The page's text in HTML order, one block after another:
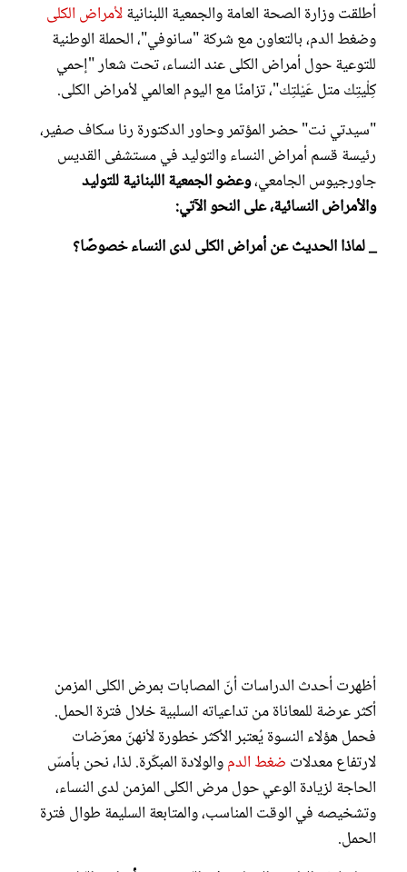
أطلقت وزارة الصحة العامة والجمعية اللبنانيةلأمراض الكلى
وضغط الدم، بالتعاون مع شركة "سانوفي"، الحملة الوطنية
للتوعية حول أمراض الكلى عند النساء، تحت شعار "إحمي
كِلْيتِك متل عَيْلتِك"، تزامنًا مع اليوم العالمي لأمراض الكلى.
"سيدتي نت" حضر المؤتمر وحاور الدكتورة رنا سكاف صفير،
رئيسة قسم أمراض النساء والتوليد في مستشفى القديس
جاورجيوس الجامعي،وعضو الجمعية اللبنانية للتوليد
والأمراض النسائية، على النحو الآتي:
_ لماذا الحديث عن أمراض الكلى لدى النساء خصوصًا؟
أظهرت أحدث الدراسات أنّ المصابات بمرض الكلى المزمن
أكثر عرضة للمعاناة من تداعياته السلبية خلال فترة الحمل.
فحمل هؤلاء النسوة يُعتبر الأكثر خطورة لأنهنّ معرّضات
لارتفاع معدلات ضغط الدموالولادة المبكّرة. لذا، نحن بأمسّ
الحاجة لزيادة الوعي حول مرض الكلى المزمن لدى النساء،
وتشخيصه في الوقت المناسب، والمتابعة السليمة طوال فترة
الحمل.